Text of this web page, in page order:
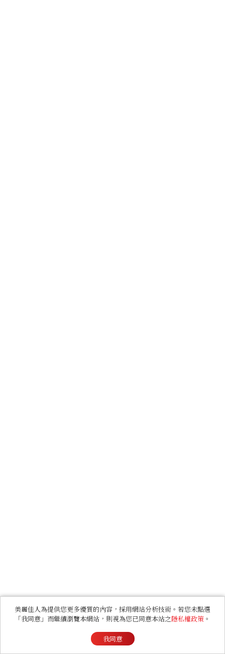
美麗佳人為提供您更多優質的內容，採用網站分析技術。若您未點選
「我同意」而繼續瀏覽本網站，則視為您已同意本站之隱私權政策 。
我同意